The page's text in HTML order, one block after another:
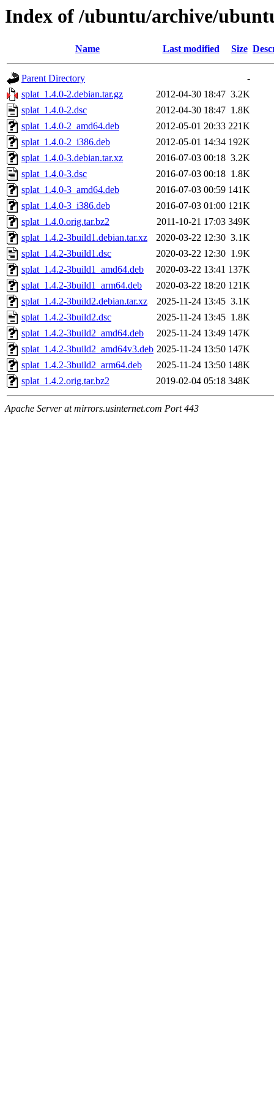
Index of /ubuntu/archive/
Name Last modified Size
Parent Directory
-
splat_1.4.0-2.debian.tar.gz
2012-04-30 18:47 3.2K
splat_1.4.0-2.dsc
2012-04-30 18:47 1.8K
splat_1.4.0-2_amd64.deb
2012-05-01 20:33 221K
splat_1.4.0-2_i386.deb
2012-05-01 14:34 192K
splat_1.4.0-3.debian.tar.xz
2016-07-03 00:18 3.2K
splat_1.4.0-3.dsc
2016-07-03 00:18 1.8K
splat_1.4.0-3_amd64.deb
2016-07-03 00:59 141K
splat_1.4.0-3_i386.deb
2016-07-03 01:00 121K
splat_1.4.0.orig.tar.bz2
2011-10-21 17:03 349K
splat_1.4.2-3build1.debian.tar.xz
2020-03-22 12:30 3.1K
splat_1.4.2-3build1.dsc
2020-03-22 12:30 1.9K
splat_1.4.2-3build1_amd64.deb
2020-03-22 13:41 137K
splat_1.4.2-3build1_arm64.deb
2020-03-22 18:20 121K
splat_1.4.2-3build2.debian.tar.xz
2025-11-24 13:45 3.1K
splat_1.4.2-3build2.dsc
2025-11-24 13:45 1.8K
splat_1.4.2-3build2_amd64.deb
2025-11-24 13:49 147K
splat_1.4.2-3build2_amd64v3.deb 2025-11-24 13:50 147K
splat_1.4.2-3build2_arm64.deb
2025-11-24 13:50 148K
splat_1.4.2.orig.tar.bz2
2019-02-04 05:18 348K
Apache Server at mirrors.usinternet.com Port 443